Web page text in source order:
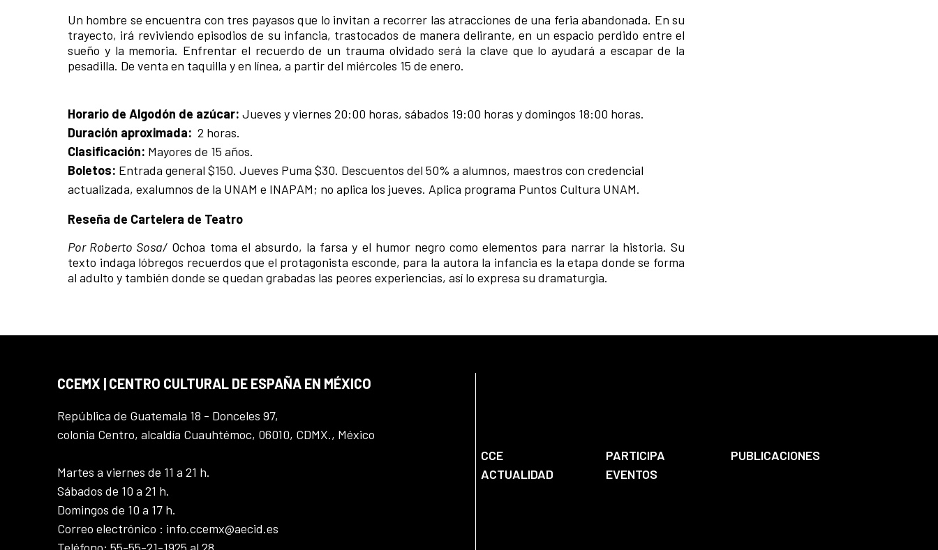
Un hombre se encuentra con tres payasos que lo invitan a recorrer las atracciones de una feria abandonada. En su
trayecto, irá reviviendo episodios de su infancia, trastocados de manera delirante, en un espacio perdido entre el
sueño y la memoria. Enfrentar el recuerdo de un trauma olvidado será la clave que lo ayudará a escapar de la
pesadilla. De venta en taquilla y en línea, a partir del miércoles 15 de enero.
Horario de Algodón de azúcar: Jueves y viernes 20:00 horas, sábados 19:00 horas y domingos 18:00 horas.
Duración aproximada: 2 horas.
Clasificación: Mayores de 15 años.
Boletos: Entrada general $150. Jueves Puma $30. Descuentos del 50% a alumnos, maestros con credencial
actualizada, exalumnos de la UNAM e INAPAM; no aplica los jueves. Aplica programa Puntos Cultura UNAM.
Reseña de Cartelera de Teatro
Por Roberto Sosa/ Ochoa toma el absurdo, la farsa y el humor negro como elementos para narrar la historia. Su
texto indaga lóbregos recuerdos que el protagonista esconde, para la autora la infancia es la etapa donde se forma
al adulto y también donde se quedan grabadas las peores experiencias, así lo expresa su dramaturgia.
CCEMX | CENTRO CULTURAL DE ESPAÑA EN MÉXICO
República de Guatemala 18 - Donceles 97,
colonia Centro, alcaldía Cuauhtémoc, 06010, CDMX., México
Martes a viernes de 11 a 21 h.
Sábados de 10 a 21 h.
Domingos de 10 a 17 h.
Correo electrónico : info.ccemx@aecid.es
CCE PARTICIPA
PUBLICACIONES
ACTUALIDAD
EVENTOS